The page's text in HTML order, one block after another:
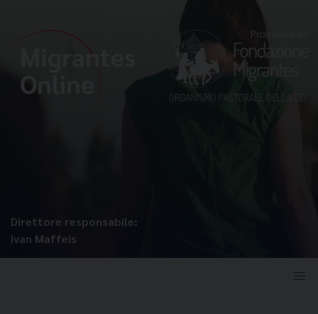
Direttore responsabile:
Ivan Maffeis